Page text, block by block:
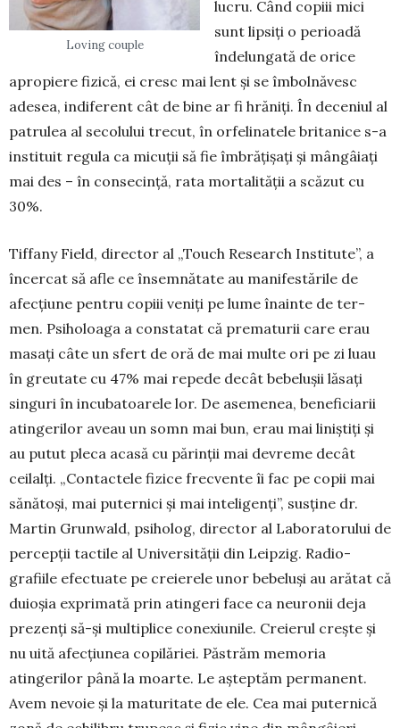
Loving couple
lucru. Când copiii mici
sunt lipsiți o perioadă
îndelungată de orice
apropiere fizică, ei cresc mai lent și se îm­bolnăvesc
adesea, indiferent cât de bine ar fi hrăniți. În de­ceniul al
patrulea al secolului trecut, în orfelinatele britanice s-a
instituit regula ca micuții să fie îmbră­țișați și mângâiați
mai des – în consecință, rata mortalității a scăzut cu
30%.
Tiffany Field, director al „Touch Research Ins­titute”, a
încercat să afle ce însemnătate au ma­ni­fes­tările de
afecțiune pentru copiii veniți pe lume înainte de ter­
men. Psiholoaga a constatat că prematurii care erau
masați câte un sfert de oră de mai multe ori pe zi luau
în greutate cu 47% mai repede decât bebelușii lăsați
singuri în incubatoarele lor. De asemenea, beneficiarii
atingerilor aveau un somn mai bun, erau mai liniștiți și
au putut pleca acasă cu părinții mai devreme decât
ceilalți. „Contactele fizice frecvente îi fac pe copii mai
sănătoși, mai puternici și mai inteligenți”, susține dr.
Martin Grunwald, psiholog, director al Laboratorului de
percepții tactile al Universității din Leipzig. Ra­dio­
grafiile efectuate pe creierele unor bebeluși au arătat că
duioșia exprimată prin atingeri face ca neuronii deja
prezenți să-și multiplice conexiunile. Creierul creș­te și
nu uită afecțiunea copilăriei. Păstrăm memoria
atingerilor până la moarte. Le așteptăm permanent.
Avem nevoie și la maturitate de ele. Cea mai pu­ternică